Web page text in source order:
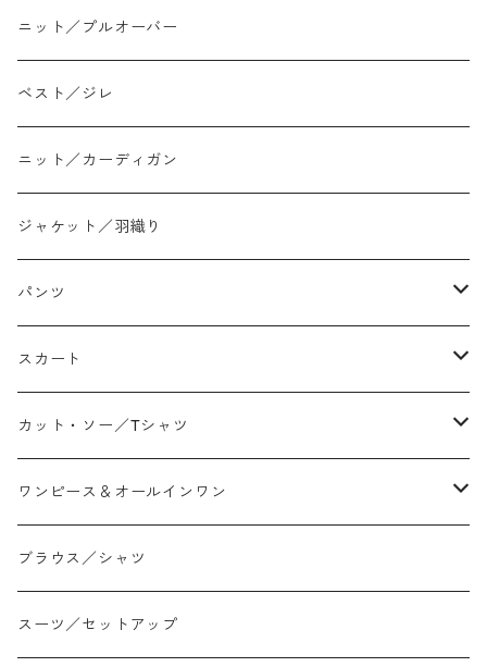
ニット／プルオーバー
ベスト／ジレ
ニット／カーディガン
ジャケット／羽織り
パンツ
テーパード
ワイド
スリム/スキニー
ジョガー
イージーパンツ/履き込み
スカート
ストレート/タイト
フレア
アシンメトリー/切り替え
プリント柄
カット・ソー／Tシャツ
Tシャツ
ロンtee
ノースリーブ
ワンピース＆オールインワン
ワンピース
ジャンスカ
ブラウス／シャツ
スーツ／セットアップ